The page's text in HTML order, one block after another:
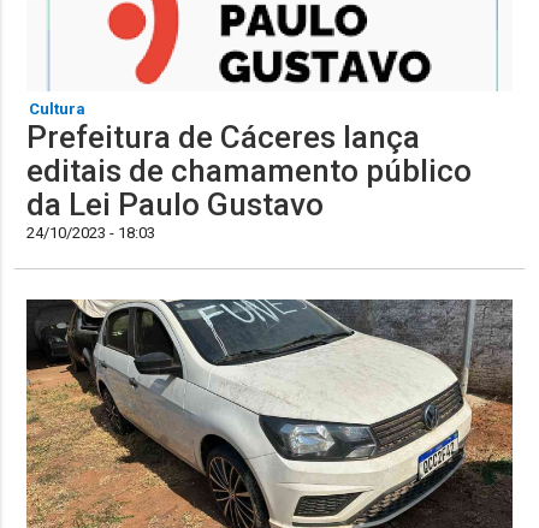
Cultura
Prefeitura de Cáceres lança
editais de chamamento público
da Lei Paulo Gustavo
24/10/2023 - 18:03